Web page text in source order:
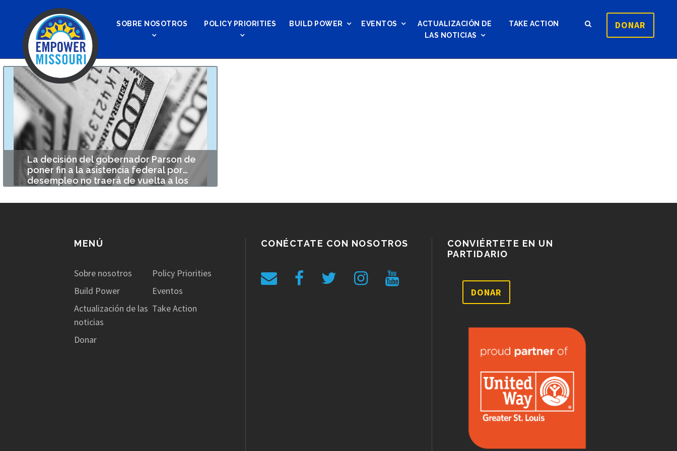
SOBRE NOSOTROS POLICY PRIORITIES BUILD POWER EVENTOS
ACTUALIZACIÓN DE
LAS NOTICIAS
TAKE ACTION DONAR
La decisión del gobernador Parson de
poner fin a la asistencia federal por
desempleo no traerá de vuelta a los
familias de Missouri
MENÚ
Sobre nosotros
Policy Priorities
Build Power
Eventos
Actualización de las
noticias
Take Action
Donar
CONÉCTATE CON NOSOTROS
CONVIÉRTETE EN UN
PARTIDARIO
DONAR